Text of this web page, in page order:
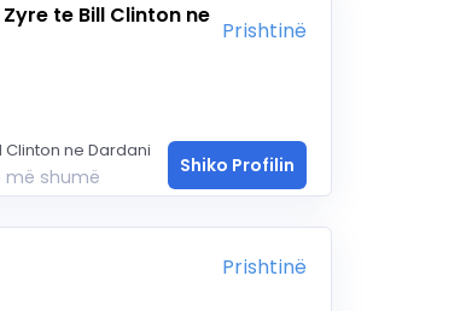
te Bill Clinton ne
Prishtinë
ne Dardani
më shumë Shiko Profilin
Prishtinë